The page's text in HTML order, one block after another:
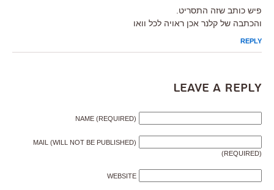
פיש כותב שזה התסריט.
והכתבה של קלנר אכן ראויה לכל וואו
REPLY
Leave a Reply
NAME (REQUIRED)
MAIL (WILL NOT BE PUBLISHED)
(REQUIRED)
WEBSITE